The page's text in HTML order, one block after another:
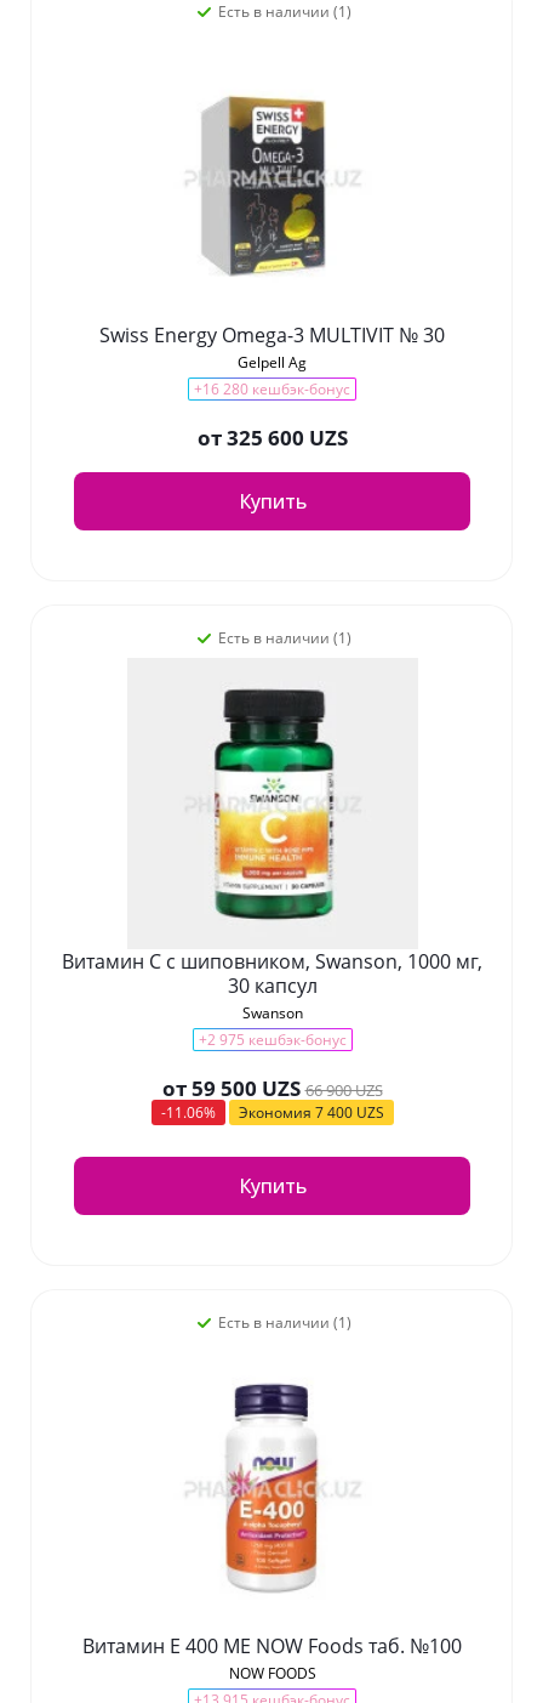
Есть в наличии (1)
Swiss Energy Omega-3 MULTIVIT № 30
Gelpell Ag
+16 280 кешбэк-бонус
от325 600 UZS
Купить
Есть в наличии (1)
Витамин С с шиповником, Swanson, 1000 мг,
30 капсул
Swanson
+2 975 кешбэк-бонус
от59 500 UZS 66 900 UZS
-11.06% Экономия 7 400 UZS
Купить
Есть в наличии (1)
Витамин Е 400 МЕ NOW Foods таб. №100
NOW FOODS